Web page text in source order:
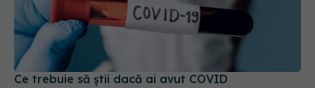
Ce trebuie să știi dacă ai avut COVID